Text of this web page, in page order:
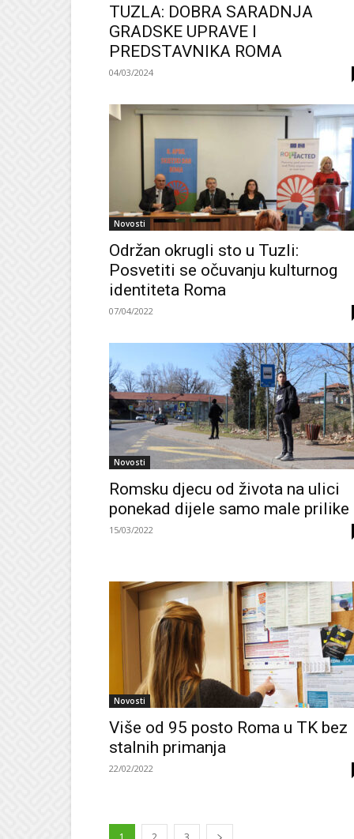
TUZLA: DOBRA SARADNJA
GRADSKE UPRAVE I
PREDSTAVNIKA ROMA
04/03/2024
Novosti
Održan okrugli sto u Tuzli:
Posvetiti se očuvanju kulturnog
identiteta Roma
07/04/2022
Novosti
Romsku djecu od života na ulici
ponekad dijele samo male prilike
15/03/2022
Novosti
Više od 95 posto Roma u TK bez
stalnih primanja
22/02/2022